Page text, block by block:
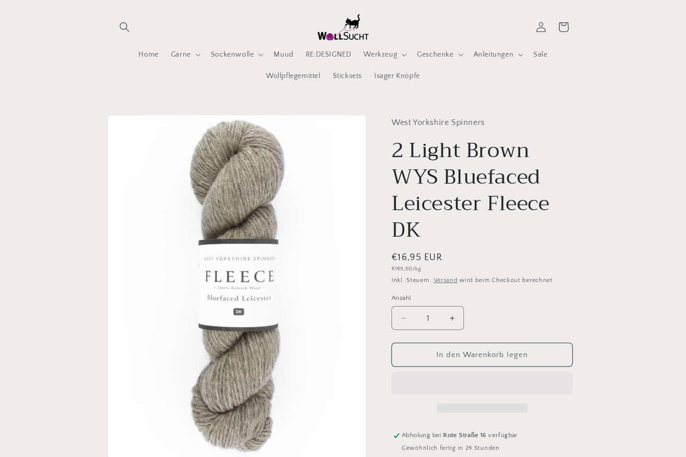
Home Garne Sockenwolle Muud RE:DESIGNED Werkzeug Geschenke Anleitungen Sale
Wollpflegemittel Sticksets Isager Knöpfe
EinloggenWarenkorb
West Yorkshire Spinners
2 Light Brown
WYS Bluefaced
Leicester Fleece
DK
Normaler
Preis
€16,95 EUR
Grundpreis
€169,50/kg
Inkl. Steuern. Versand wird beim Checkout berechnet
Anzahl
Anzahl
Verringere
die
Menge
2
DK
Erhöhe
die
Menge
für
2
Fleece
DK
In den Warenkorb legen
Abholung bei Rote Straße 16 verfügbar
Gewöhnlich fertig in 24 Stunden